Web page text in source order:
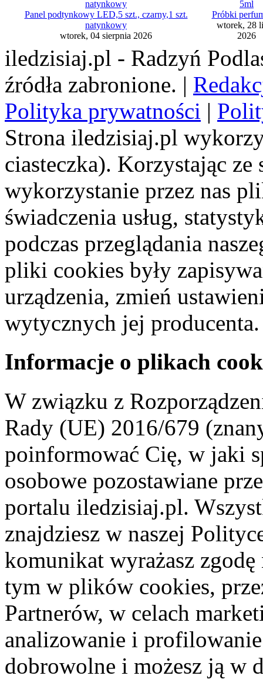
Panel podtynkowy LED,5 szt., czarny,1 szt.
natynkowy
wtorek, 04 sierpnia 2026
Próbki
wtorek, 28
2026
iledzisiaj.pl - Radzyń
źródła zabronione. |
Polityka prywatności |
Strona iledzisiaj.pl
ciasteczka). Korzystając
wykorzystanie przez nas
świadczenia usług,
podczas przeglądania
pliki cookies były
urządzenia, zmień
wytycznych jej producenta.
Informacje o plikach
W związku z
Rady (UE) 2016/679
poinformować Cię, w jaki
osobowe pozostawiane
portalu iledzisiaj.pl.
znajdziesz w naszej
komunikat wyrażasz
tym w plików cookies,
Partnerów, w celach
analizowanie i
dobrowolne i możesz ją w